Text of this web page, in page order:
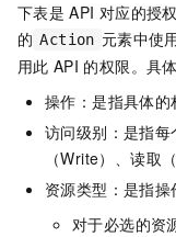
下表是 API 对应的授
的 Action 元素中使
用此 API 的权限。具
操作：是指具体的
访问级别：是指
（Write）、读取
资源类型：是指操
对于必选的资